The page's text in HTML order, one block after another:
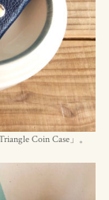
Coin Case」。